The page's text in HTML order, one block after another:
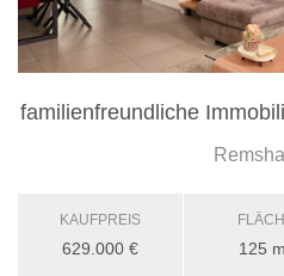
familienfreundliche
KAUFPREIS
629.000 € 125